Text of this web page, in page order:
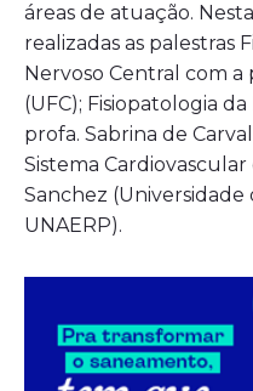
áreas de atuação.
realizadas as palestras
Nervoso Central com
(UFC); Fisiopatologia
profa. Sabrina de
Sistema
Sanchez (Universidade
UNAERP).